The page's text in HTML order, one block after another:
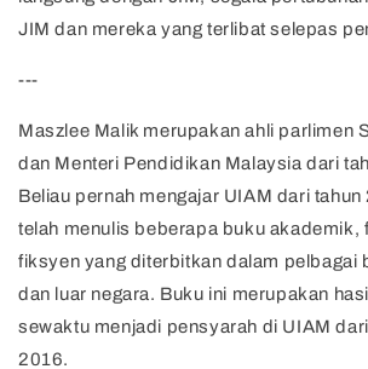
JIM dan mereka yang terlibat selepas
---
Maszlee Malik merupakan ahli parlimen
dan Menteri Pendidikan Malaysia dari
Beliau pernah mengajar UIAM dari
telah menulis beberapa buku akademik,
fiksyen yang diterbitkan dalam pelbagai
dan luar negara. Buku ini merupakan
sewaktu menjadi pensyarah di UIAM
2016.